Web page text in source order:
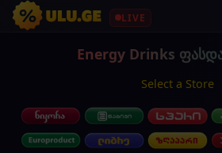
LIVE
Energy Drinks
Select a Store